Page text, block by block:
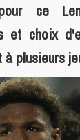
ce
et choix
plusieurs